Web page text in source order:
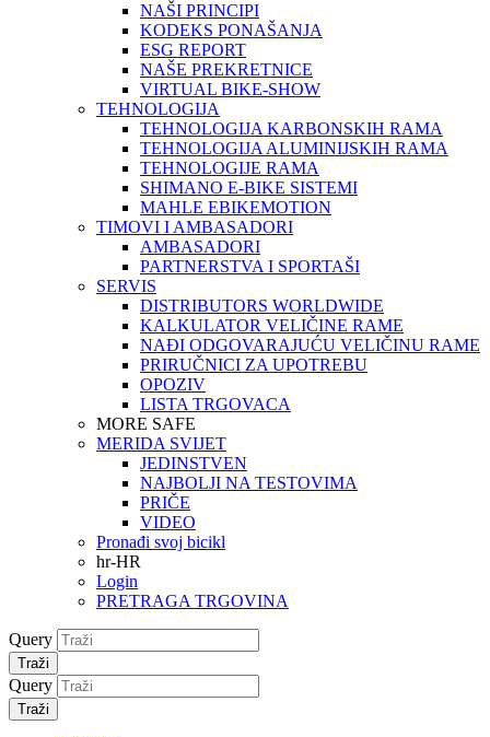
NAŠI PRINCIPI
KODEKS PONAŠANJA
ESG REPORT
NAŠE PREKRETNICE
VIRTUAL BIKE-SHOW
TEHNOLOGIJA
TEHNOLOGIJA KARBONSKIH RAMA
TEHNOLOGIJA ALUMINIJSKIH RAMA
TEHNOLOGIJE RAMA
SHIMANO E-BIKE SISTEMI
MAHLE EBIKEMOTION
TIMOVI I AMBASADORI
AMBASADORI
PARTNERSTVA I SPORTAŠI
SERVIS
DISTRIBUTORS WORLDWIDE
KALKULATOR VELIČINE RAME
NAĐI ODGOVARAJUĆU VELIČINU RAME
PRIRUČNICI ZA UPOTREBU
OPOZIV
LISTA TRGOVACA
MORE SAFE
MERIDA SVIJET
JEDINSTVEN
NAJBOLJI NA TESTOVIMA
PRIČE
VIDEO
Pronađi svoj bicikl
hr-HR
Login
PRETRAGA TRGOVINA
Query
Traži
Query
Traži